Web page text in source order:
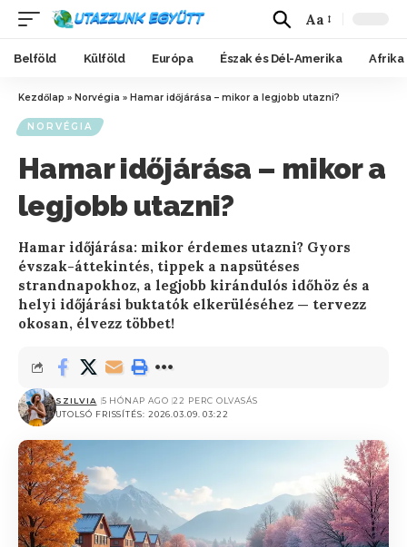
Aa
Belföld Külföld Európa Észak és Dél-Amerika Afrika
Kezdőlap » Norvégia » Hamar időjárása – mikor a legjobb utazni?
NORVÉGIA
Hamar időjárása – mikor a
legjobb utazni?
Hamar időjárása: mikor érdemes utazni? Gyors
évszak-áttekintés, tippek a napsütéses
strandnapokhoz, a legjobb kirándulós időhöz és a
helyi időjárási buktatók elkerüléséhez — tervezz
okosan, élvezz többet!
UTOLSÓ FRISSÍTÉS: 2026.03.09. 03:22
SZILVIA 5 HÓNAP AGO 22 PERC OLVASÁS